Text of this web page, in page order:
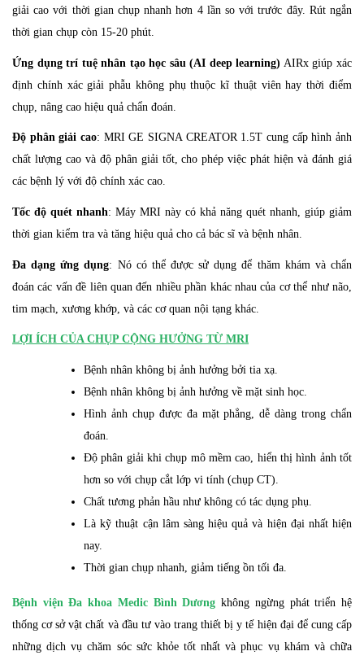
giải cao với thời gian chụp nhanh hơn 4 lần so với trước đây. Rút ngắn
thời gian chụp còn 15-20 phút.
Ứng dụng trí tuệ nhân tạo học sâu (AI deep learning) AIRx giúp xác
định chính xác giải phẫu không phụ thuộc kĩ thuật viên hay thời điểm
chụp, nâng cao hiệu quả chẩn đoán.
Độ phân giải cao: MRI GE SIGNA CREATOR 1.5T cung cấp hình ảnh
chất lượng cao và độ phân giải tốt, cho phép việc phát hiện và đánh giá
các bệnh lý với độ chính xác cao.
Tốc độ quét nhanh: Máy MRI này có khả năng quét nhanh, giúp giảm
thời gian kiểm tra và tăng hiệu quả cho cả bác sĩ và bệnh nhân.
Đa dạng ứng dụng: Nó có thể được sử dụng để thăm khám và chẩn
đoán các vấn đề liên quan đến nhiều phần khác nhau của cơ thể như não,
tim mạch, xương khớp, và các cơ quan nội tạng khác.
LỢI ÍCH CỦA CHỤP CỘNG HƯỞNG TỪ MRI
Bệnh nhân không bị ảnh hưởng bởi tia xạ.
Bệnh nhân không bị ảnh hưởng về mặt sinh học.
Hình ảnh chụp được đa mặt phẳng, dễ dàng trong chẩn
đoán.
Độ phân giải khi chụp mô mềm cao, hiển thị hình ảnh tốt
hơn so với chụp cắt lớp vi tính (chụp CT).
Chất tương phản hầu như không có tác dụng phụ.
Là kỹ thuật cận lâm sàng hiệu quả và hiện đại nhất hiện
nay.
Thời gian chụp nhanh, giảm tiếng ồn tối đa.
Bệnh viện Đa khoa Medic Bình Dương không ngừng phát triển hệ
thống cơ sở vật chất và đầu tư vào trang thiết bị y tế hiện đại để cung cấp
những dịch vụ chăm sóc sức khỏe tốt nhất và phục vụ khám và chữa